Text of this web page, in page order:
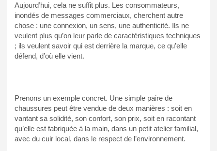
Aujourd’hui, cela ne suffit plus. Les consommateurs,
inondés de messages commerciaux, cherchent autre
chose : une connexion, un sens, une authenticité. Ils ne
veulent plus qu’on leur parle de caractéristiques techniques
; ils veulent savoir qui est derrière la marque, ce qu’elle
défend, d’où elle vient.
Prenons un exemple concret. Une simple paire de
chaussures peut être vendue de deux manières : soit en
vantant sa solidité, son confort, son prix, soit en racontant
qu’elle est fabriquée à la main, dans un petit atelier familial,
avec du cuir local, dans le respect de l’environnement.